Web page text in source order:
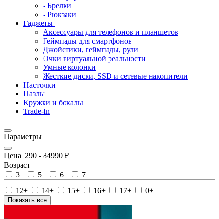
- Брелки
- Рюкзаки
Гаджеты
Аксессуары для телефонов и планшетов
Геймпады для смартфонов
Джойстики, геймпады, рули
Очки виртуальной реальности
Умные колонки
Жесткие диски, SSD и сетевые накопители
Настолки
Пазлы
Кружки и бокалы
Trade-In
Параметры
Цена 290 - 84990 ₽
Возраст
3+
5+ 6+
7+
12+
14+ 15+ 16+ 17+ 0+
Показать все